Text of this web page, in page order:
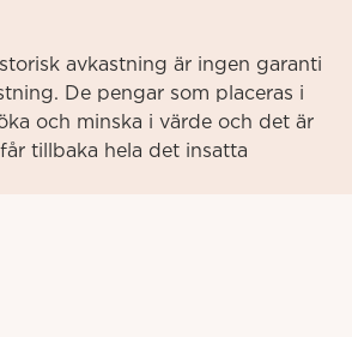
avkastning är ingen garanti
De pengar som placeras i
och minska i värde och det är
tillbaka hela det insatta